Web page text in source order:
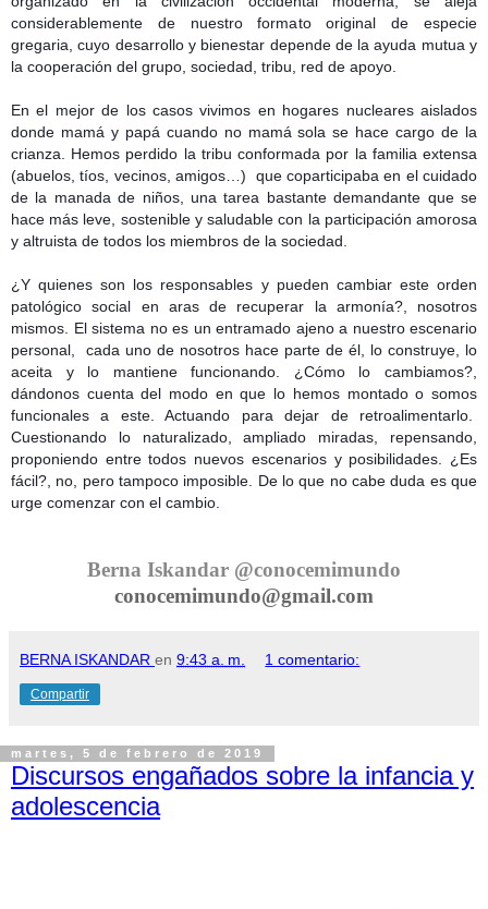
considerablemente de nuestro formato original de especie
gregaria, cuyo desarrollo y bienestar depende de la ayuda mutua y
la cooperación del grupo, sociedad, tribu, red de apoyo.
En el mejor de los casos vivimos en hogares nucleares aislados
donde mamá y papá cuando no mamá sola se hace cargo de la
crianza. Hemos perdido la tribu conformada por la familia extensa
(abuelos, tíos, vecinos, amigos…)
que coparticipaba en el cuidado
de la manada de niños, una tarea bastante demandante que se
hace más leve, sostenible y saludable con la participación amorosa
y altruista de todos los miembros de la sociedad.
¿Y quienes son los responsables y pueden cambiar este orden
patológico social en aras de recuperar la armonía?, nosotros
mismos. El sistema no es un entramado ajeno a nuestro escenario
personal,
cada uno de nosotros hace parte de él, lo construye, lo
aceita y lo mantiene funcionando. ¿Cómo lo cambiamos?,
dándonos cuenta del modo en que lo hemos montado o somos
funcionales a este. Actuando para dejar de retroalimentarlo.
Cuestionando lo naturalizado, ampliado miradas, repensando,
proponiendo entre todos nuevos escenarios y posibilidades. ¿Es
fácil?, no, pero tampoco imposible. De lo que no cabe duda es que
urge comenzar con el cambio.
Berna Iskandar @conocemimundo
conocemimundo@gmail.com
BERNA ISKANDAR en 9:43 a. m. 1 comentario:
Compartir
martes, 5 de febrero de 2019
Discursos engañados sobre la infancia y
adolescencia